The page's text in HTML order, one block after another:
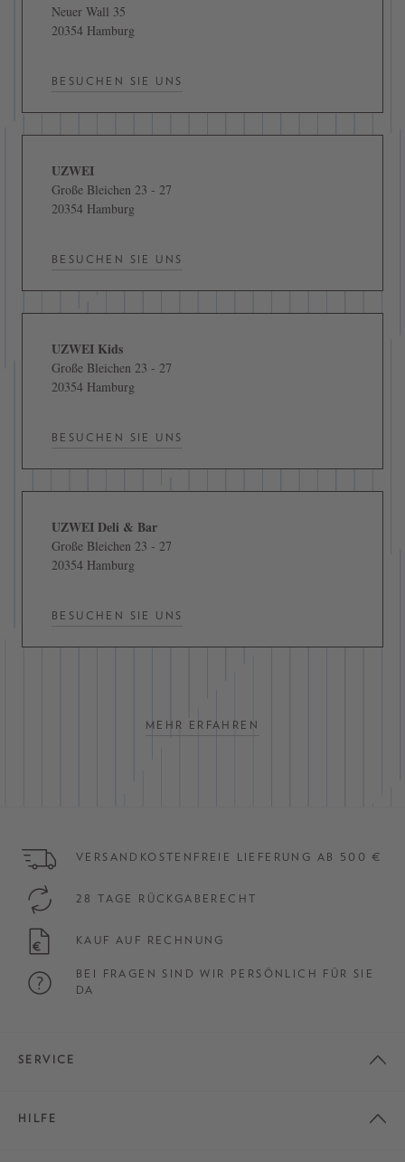
Neuer Wall 35
20354 Hamburg
BESUCHEN SIE UNS
UZWEI
Große Bleichen 23 - 27
20354 Hamburg
BESUCHEN SIE UNS
UZWEI Kids
Große Bleichen 23 - 27
20354 Hamburg
BESUCHEN SIE UNS
UZWEI Deli & Bar
Große Bleichen 23 - 27
20354 Hamburg
BESUCHEN SIE UNS
MEHR ERFAHREN
VERSANDKOSTENFREIE LIEFERUNG AB 500 €
28 TAGE RÜCKGABERECHT
KAUF AUF RECHNUNG
BEI FRAGEN SIND WIR PERSÖNLICH FÜR SIE
DA
SERVICE
HILFE